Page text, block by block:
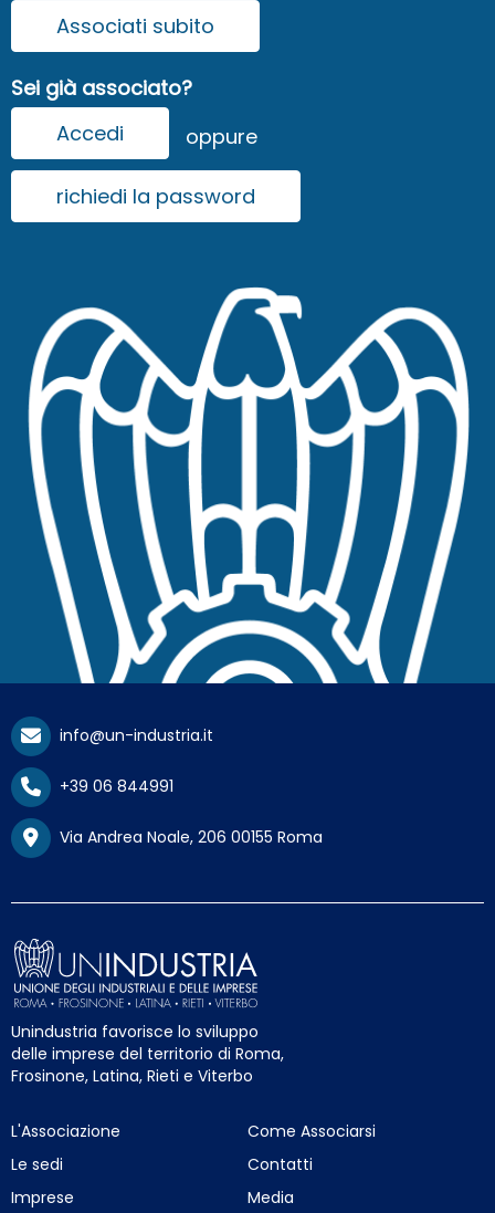
Associati subito
Sei già associato?
Accedi
oppure
richiedi la password
info@un-industria.it
+39 06 844991
Via Andrea Noale, 206 00155 Roma
Unindustria favorisce lo sviluppo
delle imprese del territorio di Roma,
Frosinone, Latina, Rieti e Viterbo
L'Associazione
Le sedi
Imprese
Come Associarsi
Contatti
Media